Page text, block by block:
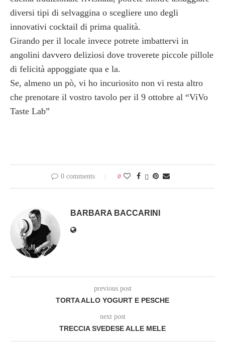
diversi tipi di selvaggina o scegliere uno degli
innovativi cocktail di prima qualità.
Girando per il locale invece potrete imbattervi in
angolini davvero deliziosi dove troverete piccole pillole
di felicità appoggiate qua e la.
Se, almeno un pò, vi ho incuriosito non vi resta altro
che prenotare il vostro tavolo per il 9 ottobre al “ViVo
Taste Lab”
0 comments 0
BARBARA BACCARINI
previous post
TORTA ALLO YOGURT E PESCHE
next post
TRECCIA SVEDESE ALLE MELE